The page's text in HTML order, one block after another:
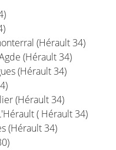
(Hérault 34)
(Hérault 34)
(Hérault 34)
(Hérault 34)
( Hérault 34)
(Hérault 34)